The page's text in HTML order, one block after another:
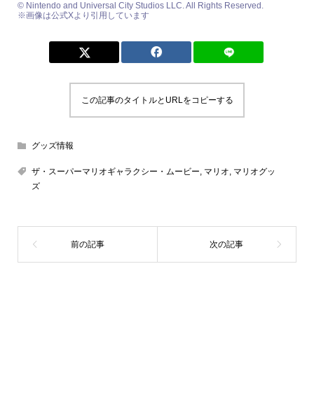
© Nintendo and Universal City Studios LLC. All Rights Reserved.
※画像は公式Xより引用しています
この記事のタイトルとURLをコピーする
グッズ情報
ザ・スーパーマリオギャラクシー・ムービー, マリオ, マリオグッ
ズ